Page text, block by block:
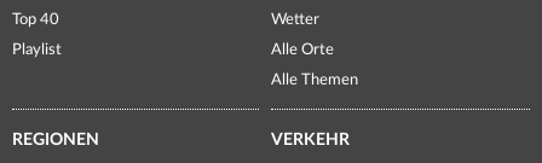
Top 40
Playlist
Wetter
Alle Orte
Alle Themen
REGIONEN VERKEHR